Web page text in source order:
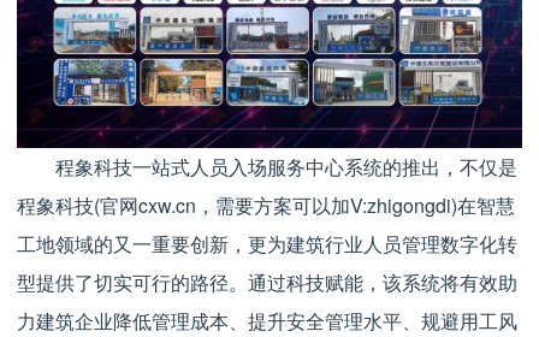
程象科技一站式人员入场服务中心系统的推出，不仅是
程象科技(官网cxw.cn，需要方案可以加V:zhigongdi)在智慧
工地领域的又一重要创新，更为建筑行业人员管理数字化转
型提供了切实可行的路径。通过科技赋能，该系统将有效助
力建筑企业降低管理成本、提升安全管理水平、规避用工风